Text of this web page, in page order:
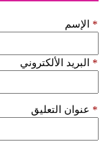
الإسم *
البريد الألكتروني *
عنوان التعليق *